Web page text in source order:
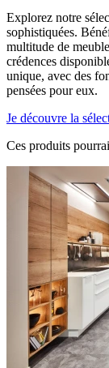
Explorez notre
sophistiquées.
multitude de
crédences
unique, avec des
pensées pour eux.
Je découvre la
Ces produits